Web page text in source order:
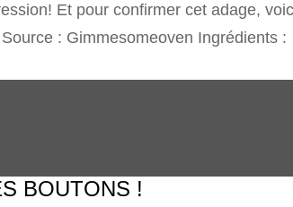
Et pour confirmer cet adage,
: Gimmesomeoven Ingrédients
BOUTONS !